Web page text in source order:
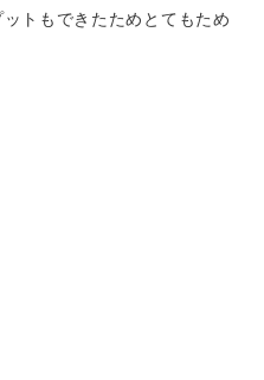
トもできたためとてもため